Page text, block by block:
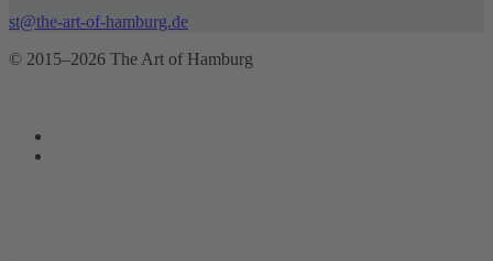
st@the-art-of-hamburg.de
© 2015–2026 The Art of Hamburg